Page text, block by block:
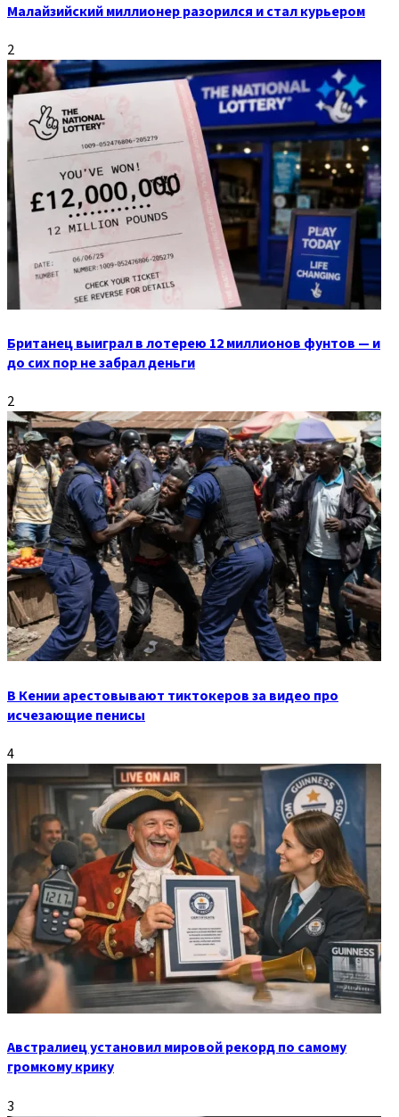
Малайзийский миллионер разорился и стал курьером
2
Британец выиграл в лотерею 12 миллионов фунтов — и
до сих пор не забрал деньги
2
В Кении арестовывают тиктокеров за видео про
исчезающие пенисы
4
Австралиец установил мировой рекорд по самому
громкому крику
3